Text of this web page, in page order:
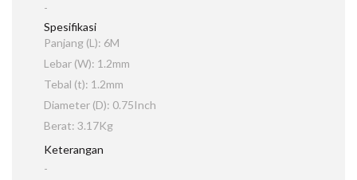
-
Spesifikasi
Panjang (L): 6M
Lebar (W): 1.2mm
Tebal (t): 1.2mm
Diameter (D): 0.75Inch
Berat: 3.17Kg
Keterangan
-